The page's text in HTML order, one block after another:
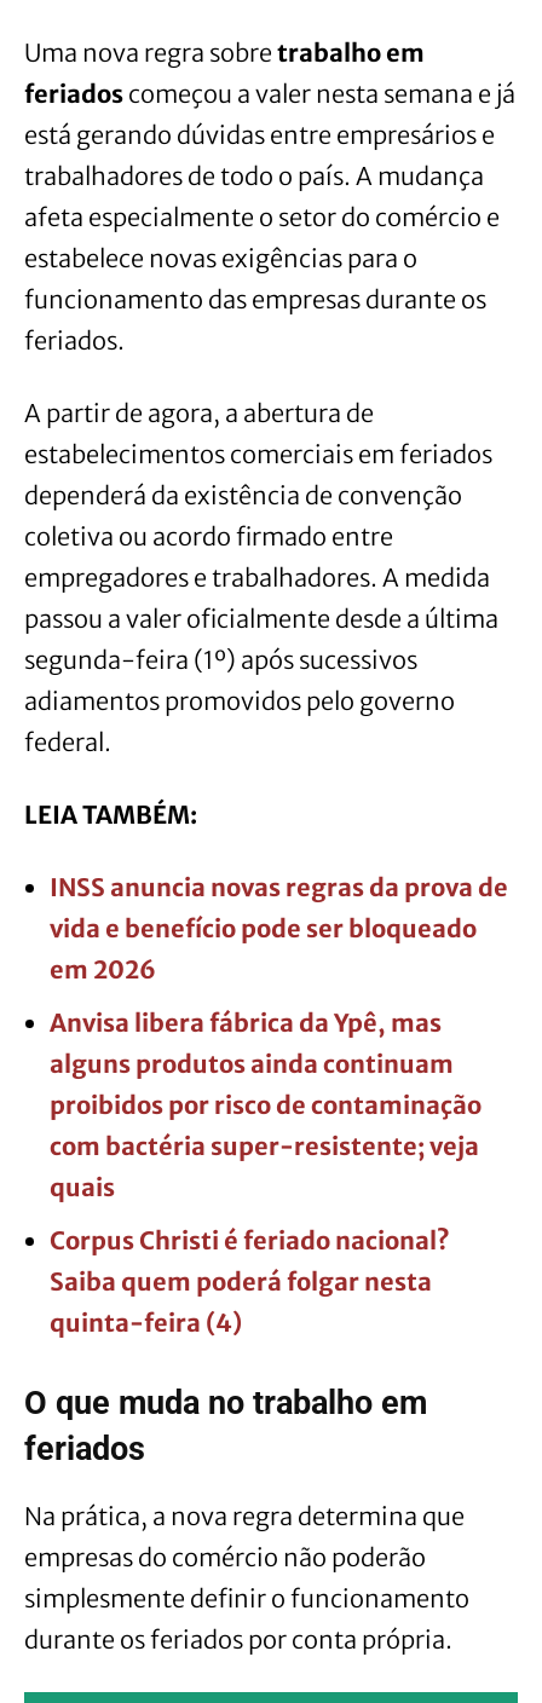
Uma nova regra sobre trabalho em
feriados começou a valer nesta semana e já
está gerando dúvidas entre empresários e
trabalhadores de todo o país. A mudança
afeta especialmente o setor do comércio e
estabelece novas exigências para o
funcionamento das empresas durante os
feriados.
A partir de agora, a abertura de
estabelecimentos comerciais em feriados
dependerá da existência de convenção
coletiva ou acordo firmado entre
empregadores e trabalhadores. A medida
passou a valer oficialmente desde a última
segunda-feira (1º) após sucessivos
adiamentos promovidos pelo governo
federal.
LEIA TAMBÉM:
INSS anuncia novas regras da prova de
vida e benefício pode ser bloqueado
em 2026
Anvisa libera fábrica da Ypê, mas
alguns produtos ainda continuam
proibidos por risco de contaminação
com bactéria super-resistente; veja
quais
Corpus Christi é feriado nacional?
Saiba quem poderá folgar nesta
quinta-feira (4)
O que muda no trabalho em
feriados
Na prática, a nova regra determina que
empresas do comércio não poderão
simplesmente definir o funcionamento
durante os feriados por conta própria.